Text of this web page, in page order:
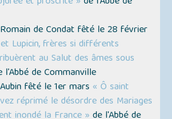
de Condat fêté le 28 février
Lupicin, frères si différents
au Salut des âmes sous
l'Abbé de Commanville
fêté le 1er mars « Ô saint
réprimé le désordre des Mariages